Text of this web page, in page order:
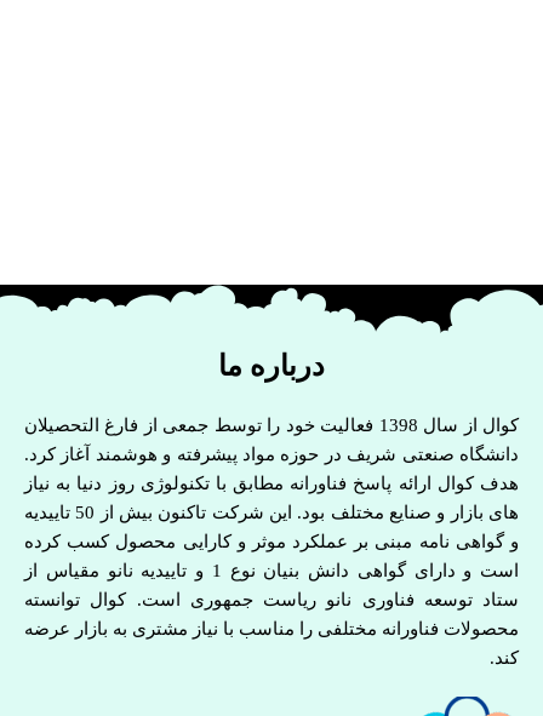
درباره ما
کوال از سال 1398 فعالیت خود را توسط جمعی از فارغ التحصیلان
دانشگاه صنعتی شریف در حوزه مواد پیشرفته و هوشمند آغاز کرد.
هدف کوال ارائه پاسخ فناورانه مطابق با تکنولوژی روز دنیا به نیاز
های بازار و صنایع مختلف بود. این شرکت تاکنون بیش از 50 تاییدیه
و گواهی نامه مبنی بر عملکرد موثر و کارایی محصول کسب کرده
است و دارای گواهی دانش بنیان نوع 1 و تاییدیه نانو مقیاس از
ستاد توسعه فناوری نانو ریاست جمهوری است. کوال توانسته
محصولات فناورانه مختلفی را مناسب با نیاز مشتری به بازار عرضه
کند.